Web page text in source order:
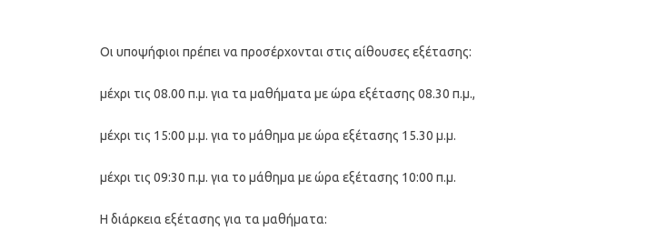
Οι υποψήφιοι πρέπει να προσέρχονται στις αίθουσες εξέτασης:
μέχρι τις 08.00 π.μ. για τα μαθήματα με ώρα εξέτασης 08.30 π.μ.,
μέχρι τις 15:00 μ.μ. για το μάθημα με ώρα εξέτασης 15.30 μ.μ.
μέχρι τις 09:30 π.μ. για το μάθημα με ώρα εξέτασης 10:00 π.μ.
Η διάρκεια εξέτασης για τα μαθήματα: